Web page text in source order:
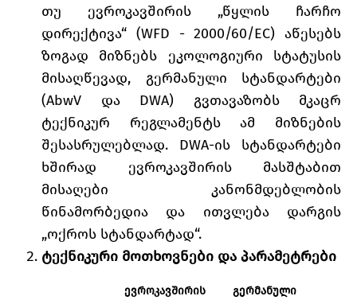
თუ ევროკავშირის „წყლის ჩარჩო
დირექტივა“ (WFD - 2000/60/EC) აწესებს
ზოგად მიზნებს ეკოლოგიური სტატუსის
მისაღწევად, გერმანული სტანდარტები
(AbwV და DWA) გვთავაზობს მკაცრ
ტექნიკურ რეგლამენტს ამ მიზნების
შესასრულებლად. DWA-ის სტანდარტები
ხშირად ევროკავშირის მასშტაბით
მისაღები კანონმდებლობის
წინამორბედია და ითვლება დარგის
„ოქროს სტანდარტად“.
ტექნიკური მოთხოვნები და პარამეტრები
ევროკავშირის
გერმანული